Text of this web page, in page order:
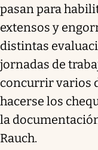
pasan para
extensos y
distintas
jornadas de
concurrir varios
hacerse los
la
Rauch.